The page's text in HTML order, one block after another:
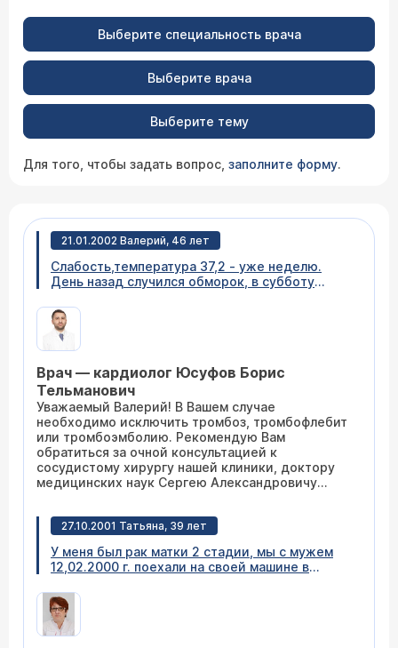
Выберите специальность врача
Выберите врача
Выберите тему
Для того, чтобы задать вопрос, заполните форму.
21.01.2002 Валерий, 46 лет
Слабость,температура 37,2 - уже неделю.
День назад случился обморок, в субботу
Что это, сердце? К какому врачу обратится?
Врач — кардиолог Юсуфов Борис
Тельманович
Уважаемый Валерий! В Вашем случае
необходимо исключить тромбоз, тромбофлебит
или тромбоэмболию. Рекомендую Вам
обратиться за очной консультацией к
сосудистому хирургу нашей клиники, доктору
медицинских наук Сергею Александровичу
Вашего визита.
27.10.2001 Татьяна, 39 лет
У меня был рак матки 2 стадии, мы с мужем
12,02.2000 г. поехали на своей машине в
аварию, у меня было кровоизлияние,
переломы ребер, ноги, руки, грудной клетки,
таза. После лечения я прошла курс